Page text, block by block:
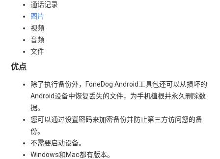
通话记录
图片
视频
音频
文件
优点
除了执行备份外，FoneDog Android工具包还可以从损坏的
Android设备中恢复丢失的文件，为手机植根并永久删除数
据。
您可以通过设置密码来加密备份并防止第三方访问您的备
份。
不需要启动设备。
Windows和Mac都有版本。